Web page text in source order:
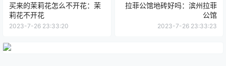
买来的茉莉花怎么不开花：茉
莉花不开花
2023-7-26 23:33:20
拉菲公馆地砖好吗：滨州拉菲
公馆
2023-7-26 23:33:23